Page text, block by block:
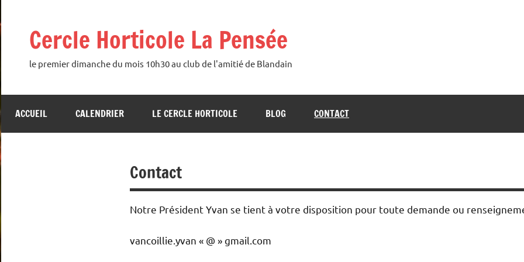
au
contenuCercle Horticole La Pensée
le premier dimanche du mois 10h30 au club de l'amitié de Blandain
ACCUEIL CALENDRIER LE CERCLE HORTICOLE BLOG CONTACT
Contact
Notre Président Yvan se tient à votre disposition pour toute demande ou
vancoillie.yvan « @ » gmail.com